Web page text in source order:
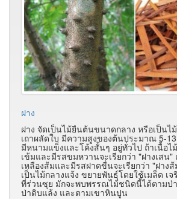
ฝาง
ฝาง จัดเป็นไม้ยืนต้นขนาดกลาง หรือเป็นไ
เถาผลัดใบ มีความสูงของต้นประมาณ 5-
มีหนามแข็งและโค้งสั้นๆ อยู่ทั่วไป ถ้าเนื้อไ
เข้มและมีรสขมหวานจะเรียกว่า "ฝางเสน
เหลืองส้มและมีรสฝาดขื่นจะเรียกว่า "ฝา
เป็นไม้กลางแจ้ง ขยายพันธุ์โดยใช้เมล็ด เ
ที่ร่วนซุย มักจะพบพรรณไม้ชนิดนี้ได้ตามป่า
ป่าดิบแล้ง และตามเขาหินปูน